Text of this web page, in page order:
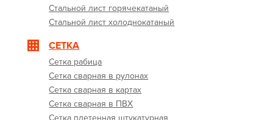
Стальной лист горячекатаный
Стальной лист холоднокатаный
СЕТКА
Сетка рабица
Сетка сварная в рулонах
Сетка сварная в картах
Сетка сварная в ПВХ
Сетка плетенная штукатурная